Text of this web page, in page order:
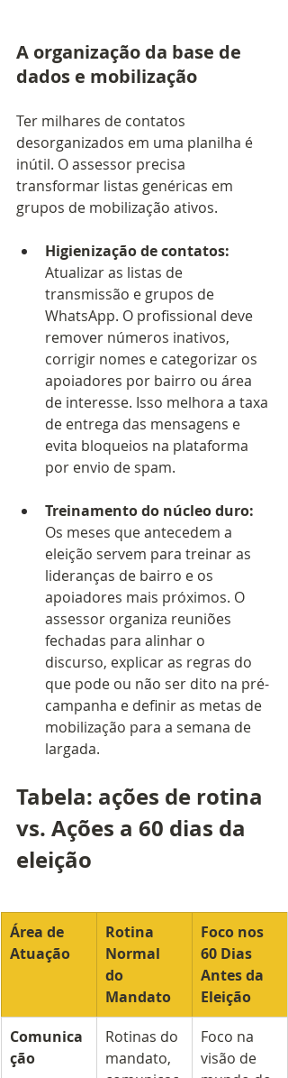
A organização da base de
dados e mobilização
Ter milhares de contatos
desorganizados em uma planilha é
inútil. O assessor precisa
transformar listas genéricas em
grupos de mobilização ativos.
Higienização de contatos:
Atualizar as listas de
transmissão e grupos de
WhatsApp. O profissional deve
remover números inativos,
corrigir nomes e categorizar os
apoiadores por bairro ou área
de interesse. Isso melhora a taxa
de entrega das mensagens e
evita bloqueios na plataforma
por envio de spam.
Treinamento do núcleo duro:
Os meses que antecedem a
eleição servem para treinar as
lideranças de bairro e os
apoiadores mais próximos. O
assessor organiza reuniões
fechadas para alinhar o
discurso, explicar as regras do
que pode ou não ser dito na pré-
campanha e definir as metas de
mobilização para a semana de
largada.
Tabela: ações de rotina
vs. Ações a 60 dias da
eleição
Área de
Atuação
Rotina
Normal
do
Mandato
Foco nos
60 Dias
Antes da
Eleição
Comunica
ção
Rotinas do
mandato,
Foco na
visão de